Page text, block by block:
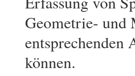
Geometrie- und
entsprechenden
können.